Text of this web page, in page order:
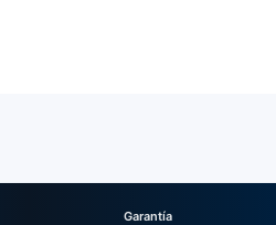
Garantía